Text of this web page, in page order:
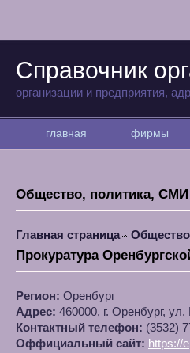
Справочник
организации и предприятия,
главная фирмы
Общество, политика, СМИ
Главная страница
Прокуратура
Регион: Оренбург
Адрес: 460000, г. Оренбург, ул.
Контактный телефон: (3532)
Оффициальный сайт: https://